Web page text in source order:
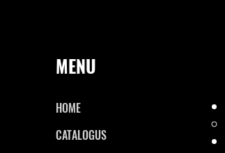
MENU
HOME
CATALOGUS